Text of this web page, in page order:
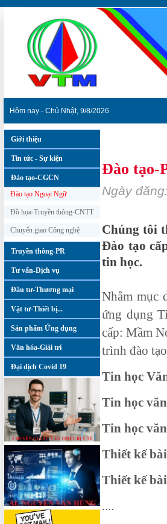
Hôm nay - Chủ Nhật, 9/8/2026
Giới thiệu
Tin tức - Sự kiện
Đào tạo-CGCN
Đào tạo Ngoại Ngữ
Đồ họa-Truyền thông-CNTT
Chuyển giao Công nghệ
Truyền thông-PR
Tư vấn-Dịch vụ
Đầu tư-Thương mại
Vật tư-Thiết bị...
Sản phẩm Ứng dụng
Văn hóa-Giải trí
Đại dịch Covid 19
Đào tạo-
Ngày
Chúng tôi
Đào tạo
tin học.
Nhằm mục
ứng dụng
cấp: Mầm
trình đào
Tin học
Tin học
Tin học
Thiết kế
Thiết kế
....